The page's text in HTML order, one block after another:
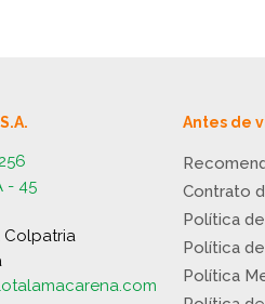
- 45
Colpatria
Antes de
Contrato
Política
Política
Política